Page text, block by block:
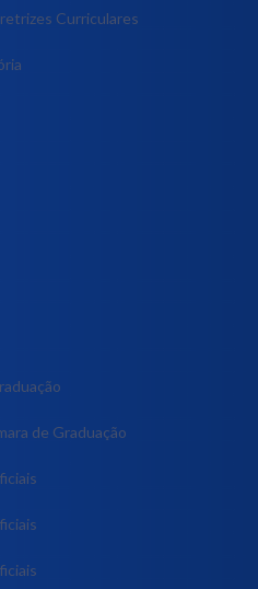
Curriculares
de Graduação